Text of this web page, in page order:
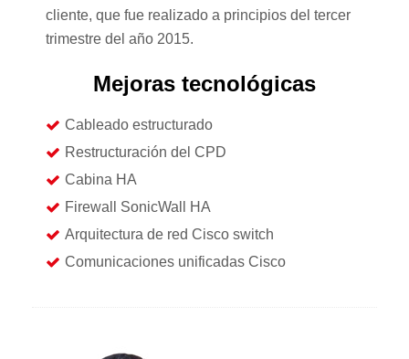
cliente, que fue realizado a principios del tercer
trimestre del año 2015.
Mejoras tecnológicas
Cableado estructurado
Restructuración del CPD
Cabina HA
Firewall SonicWall HA
Arquitectura de red Cisco switch
Comunicaciones unificadas Cisco